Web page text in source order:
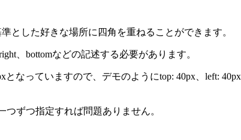
とした好きな場所に四角を重ねることができます。
、bottomなどの記述する必要があります。
となっていますので、デモのようにtop: 40px、left:
つずつ指定すれば問題ありません。